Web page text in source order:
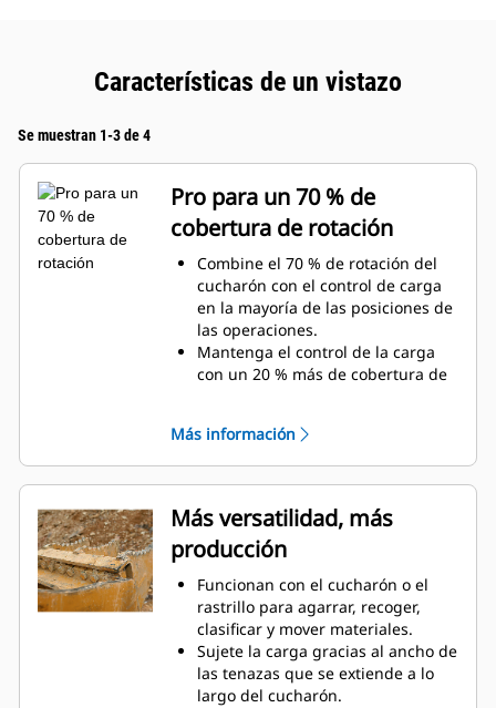
Características de un vistazo
Se muestran 1-3 de 4
Pro para un 70 % de
cobertura de rotación
Combine el 70 % de rotación del
cucharón con el control de carga
en la mayoría de las posiciones de
las operaciones.
Mantenga el control de la carga
con un 20 % más de cobertura de
Realice con facilidad tareas debajo
de la superficie y verticales.
Aumente la productividad de la
máquina desde la excavación
hasta la manipulación de
materiales.
Más información
Más versatilidad, más
producción
Funcionan con el cucharón o el
rastrillo para agarrar, recoger,
clasificar y mover materiales.
Sujete la carga gracias al ancho de
las tenazas que se extiende a lo
largo del cucharón.